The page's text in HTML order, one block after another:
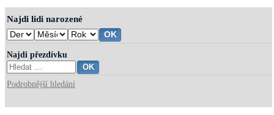
Najdi lidi narozené
Najdi přezdívku
Podrobnější hledání